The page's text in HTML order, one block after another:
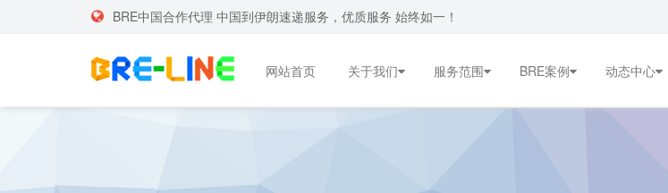
BRE中国合作代理 中国到伊朗速递服务，优质服务 始终如一！
网站首页 关于我们 服务范围 BRE案例 动态中心